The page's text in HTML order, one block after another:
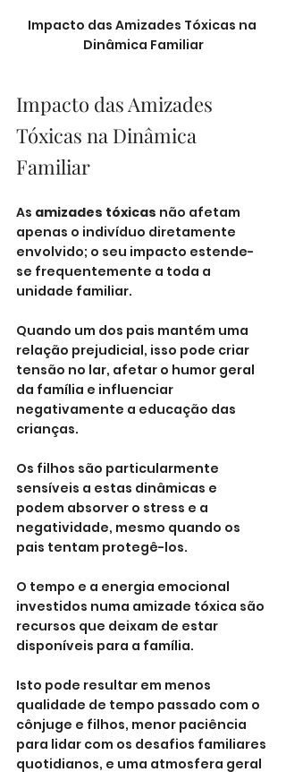
Impacto das Amizades Tóxicas na
Dinâmica Familiar
Impacto das Amizades
Tóxicas na Dinâmica
Familiar
As amizades tóxicas não afetam
apenas o indivíduo diretamente
envolvido; o seu impacto estende-
se frequentemente a toda a
unidade familiar.
Quando um dos pais mantém uma
relação prejudicial, isso pode criar
tensão no lar, afetar o humor geral
da família e influenciar
negativamente a educação das
crianças.
Os filhos são particularmente
sensíveis a estas dinâmicas e
podem absorver o stress e a
negatividade, mesmo quando os
pais tentam protegê-los.
O tempo e a energia emocional
investidos numa amizade tóxica são
recursos que deixam de estar
disponíveis para a família.
Isto pode resultar em menos
qualidade de tempo passado com o
cônjuge e filhos, menor paciência
para lidar com os desafios familiares
quotidianos, e uma atmosfera geral